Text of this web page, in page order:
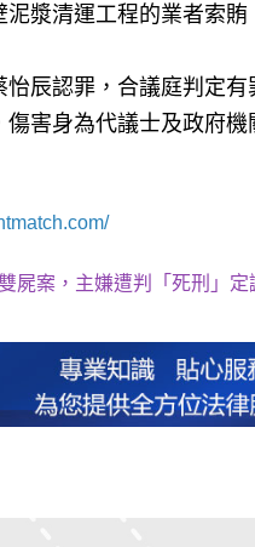
漿清運工程的業者索賄
辰認罪，合議庭判定
害身為代議士及政府
屍案，主嫌遭判「死刑」定